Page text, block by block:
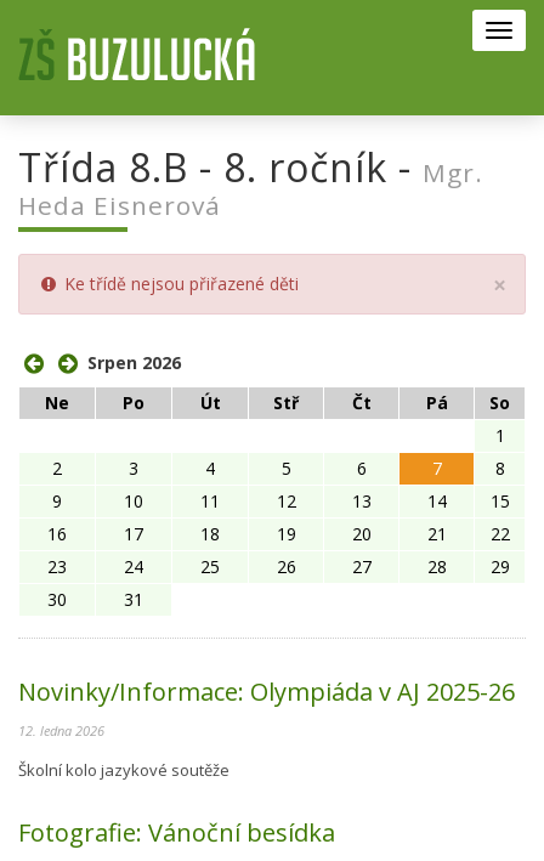
Třída 8.B - 8. ročník - Mgr.
Heda Eisnerová
×
Ke třídě nejsou přiřazené děti
Srpen 2026
Ne
Po Út Stř Čt Pá
So
1
2
3 4 5 6 7
8
9
10 11 12 13 14
15
16
17 18 19 20 21
22
23
24 25 26 27 28
29
30
31
Novinky/Informace: Olympiáda v AJ 2025-26
12. ledna 2026
Školní kolo jazykové soutěže
Fotografie: Vánoční besídka